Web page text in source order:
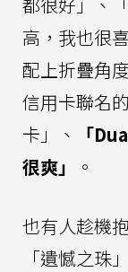
高，我也很
配上折疊角
信用卡聯名
卡」、
「
很爽」
。
也有人趁機
「遺憾之珠